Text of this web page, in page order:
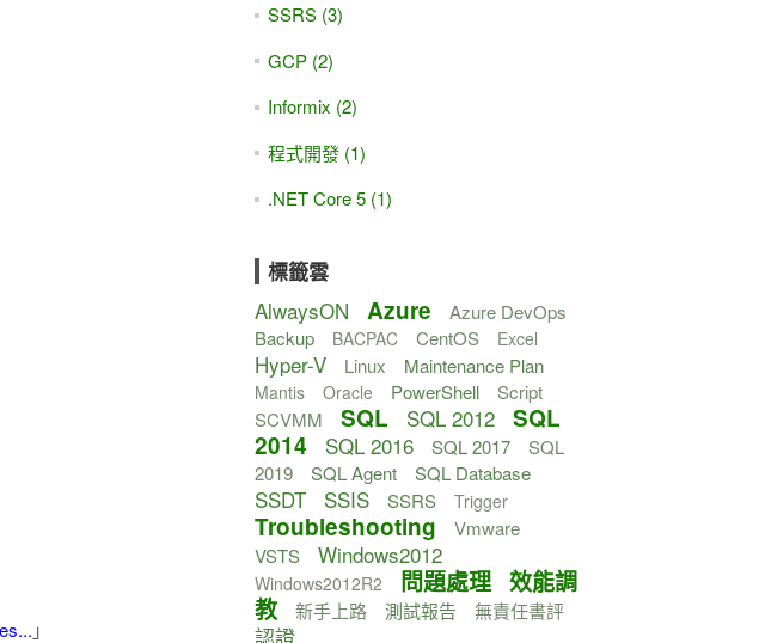
」
SSRS (3)
GCP (2)
Informix (2)
程式開發 (1)
.NET Core 5 (1)
標籤雲
AlwaysON Azure
Azure DevOps
Backup
BACPAC CentOS Excel
Hyper-V Linux Maintenance Plan
Mantis Oracle PowerShell
Script
SCVMM
SQL SQL 2012 SQL
2014
SQL 2016 SQL 2017
SQL
2019
SQL Agent SQL Database
SSDT SSIS SSRS Trigger
Troubleshooting
Vmware
VSTS
Windows2012
Windows2012R2 問題處理 效能調
教
新手上路 測試報告 無責任書評
認證